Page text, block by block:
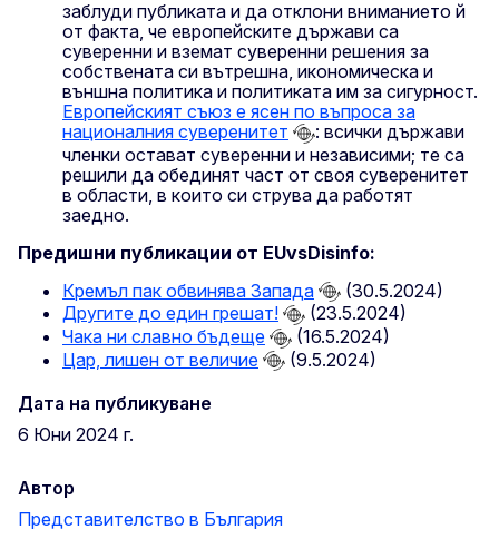
заблуди публиката и да отклони вниманието й
от факта, че европейските държави са
суверенни и вземат суверенни решения за
собствената си вътрешна, икономическа и
външна политика и политиката им за сигурност.
Европейският съюз е ясен по въпроса за
националния суверенитет
: всички държави
членки остават суверенни и независими; те са
решили да обединят част от своя суверенитет
в области, в които си струва да работят
заедно.
Предишни публикации от EUvsDisinfo:
Кремъл пак обвинява Запада
(30.5.2024)
Другите до един грешат!
(23.5.2024)
Чака ни славно бъдеще
(16.5.2024)
Цар, лишен от величие
(9.5.2024)
Дата на публикуване
6 Юни 2024 г.
Автор
Представителство в България